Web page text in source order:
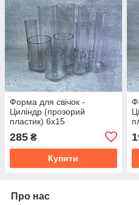
Форма для свічок -
Циліндр (прозорий
пластик) 6х15
285 ₴
Купити
Про нас